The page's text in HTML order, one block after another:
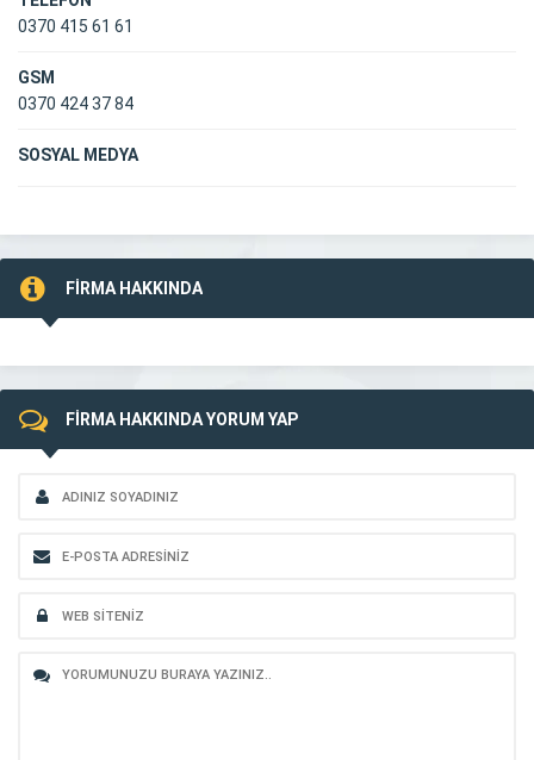
0370 415 61 61
GSM
0370 424 37 84
SOSYAL MEDYA
FİRMA HAKKINDA
FİRMA HAKKINDA YORUM YAP